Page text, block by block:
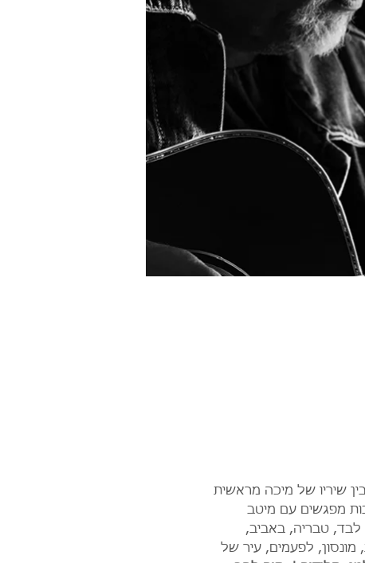
שיריו של מיכה מראשית
מפגשים עם מיטב
לבד, טבריה, באביב,
מונסון, לפעמים, עיר של